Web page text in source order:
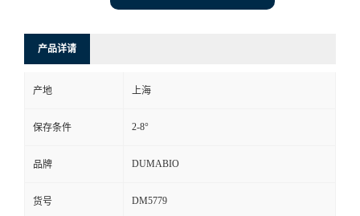
系
方
产品详请
产地 上海
保存条件 2-8°
品牌 DUMABIO
货号 DM5779